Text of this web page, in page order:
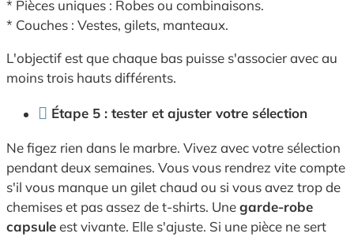
* Pièces uniques : Robes ou combinaisons.
* Couches : Vestes, gilets, manteaux.
L'objectif est que chaque bas puisse s'associer avec au
moins trois hauts différents.
Étape 5 : tester et ajuster votre sélection
Ne figez rien dans le marbre. Vivez avec votre sélection
pendant deux semaines. Vous vous rendrez vite compte
s'il vous manque un gilet chaud ou si vous avez trop de
chemises et pas assez de t-shirts. Unegarde-robe
capsuleest vivante. Elle s'ajuste. Si une pièce ne sert